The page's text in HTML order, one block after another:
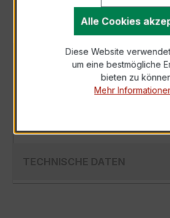
BESCHREIBUNG
Der WSK 60 25/5A 5VA Kl.1 ist
hochpräziser
TECHNISCHE DATEN
Alle Cookies
Diese Website
um eine bestmögliche
bieten zu
Mehr